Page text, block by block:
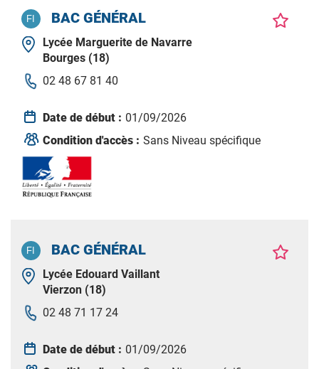
BAC GÉNÉRAL
Lycée Marguerite de Navarre
Bourges (18)
02 48 67 81 40
Date de début : 01/09/2026
Condition d'accès : Sans Niveau spécifique
BAC GÉNÉRAL
Lycée Edouard Vaillant
Vierzon (18)
02 48 71 17 24
Date de début : 01/09/2026